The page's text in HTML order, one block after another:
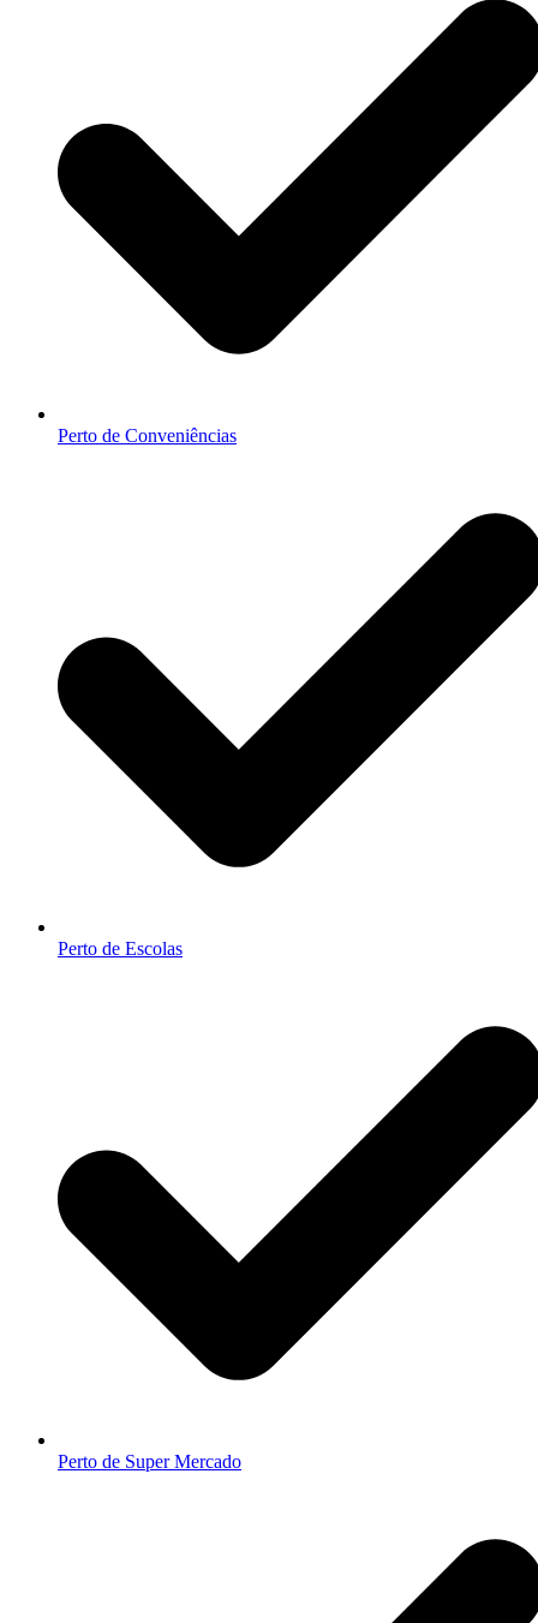
Perto de Conveniências
Perto de Escolas
Perto de Super Mercado